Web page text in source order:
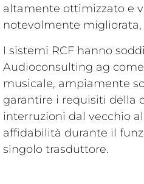
altamente ottimizzato e
notevolmente
I sistemi RCF hanno
Audioconsulting ag
musicale, ampiamente
garantire i requisiti della
interruzioni dal vecchio
affidabilità durante il
singolo trasduttore.